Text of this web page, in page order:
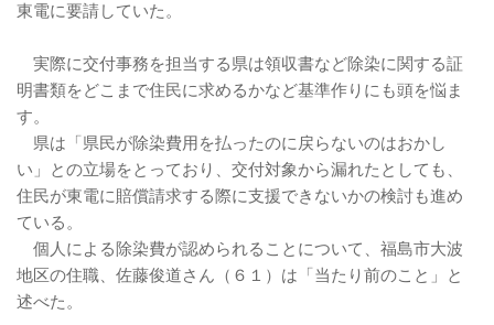
東電に要請していた。
実際に交付事務を担当する県は領収書など除染に関する証
明書類をどこまで住民に求めるかなど基準作りにも頭を悩ま
す。
県は「県民が除染費用を払ったのに戻らないのはおかし
い」との立場をとっており、交付対象から漏れたとしても、
住民が東電に賠償請求する際に支援できないかの検討も進め
ている。
個人による除染費が認められることについて、福島市大波
地区の住職、佐藤俊道さん（６１）は「当たり前のこと」と
述べた。